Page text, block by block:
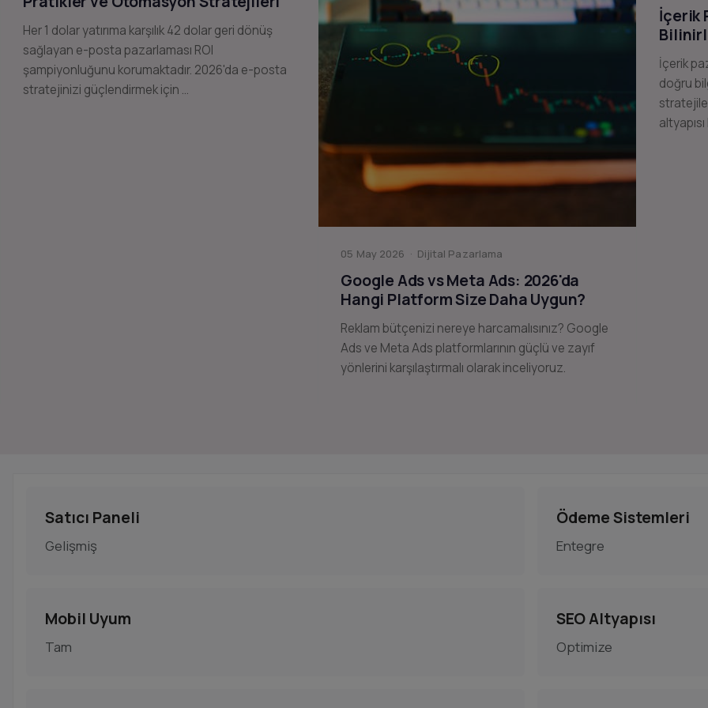
Her 1 dolar yatırıma karşılık 42 dolar geri dönüş
sağlayan e-posta pazarlaması ROI
şampiyonluğunu korumaktadır. 2026'da e-posta
stratejinizi güçlendirmek için …
05 May 2026 · Dijital Pazarlama
Google Ads vs Meta Ads: 2026'da
Hangi Platform Size Daha Uygun?
Reklam bütçenizi nereye harcamalısınız? Google
Ads ve Meta Ads platformlarının güçlü ve zayıf
yönlerini karşılaştırmalı olarak inceliyoruz.
İçerik
İçerik
doğru
Satıcı Paneli
Gelişmiş
Ödeme Sistemleri
Entegre
Mobil Uyum
Tam
SEO Altyapısı
Optimize